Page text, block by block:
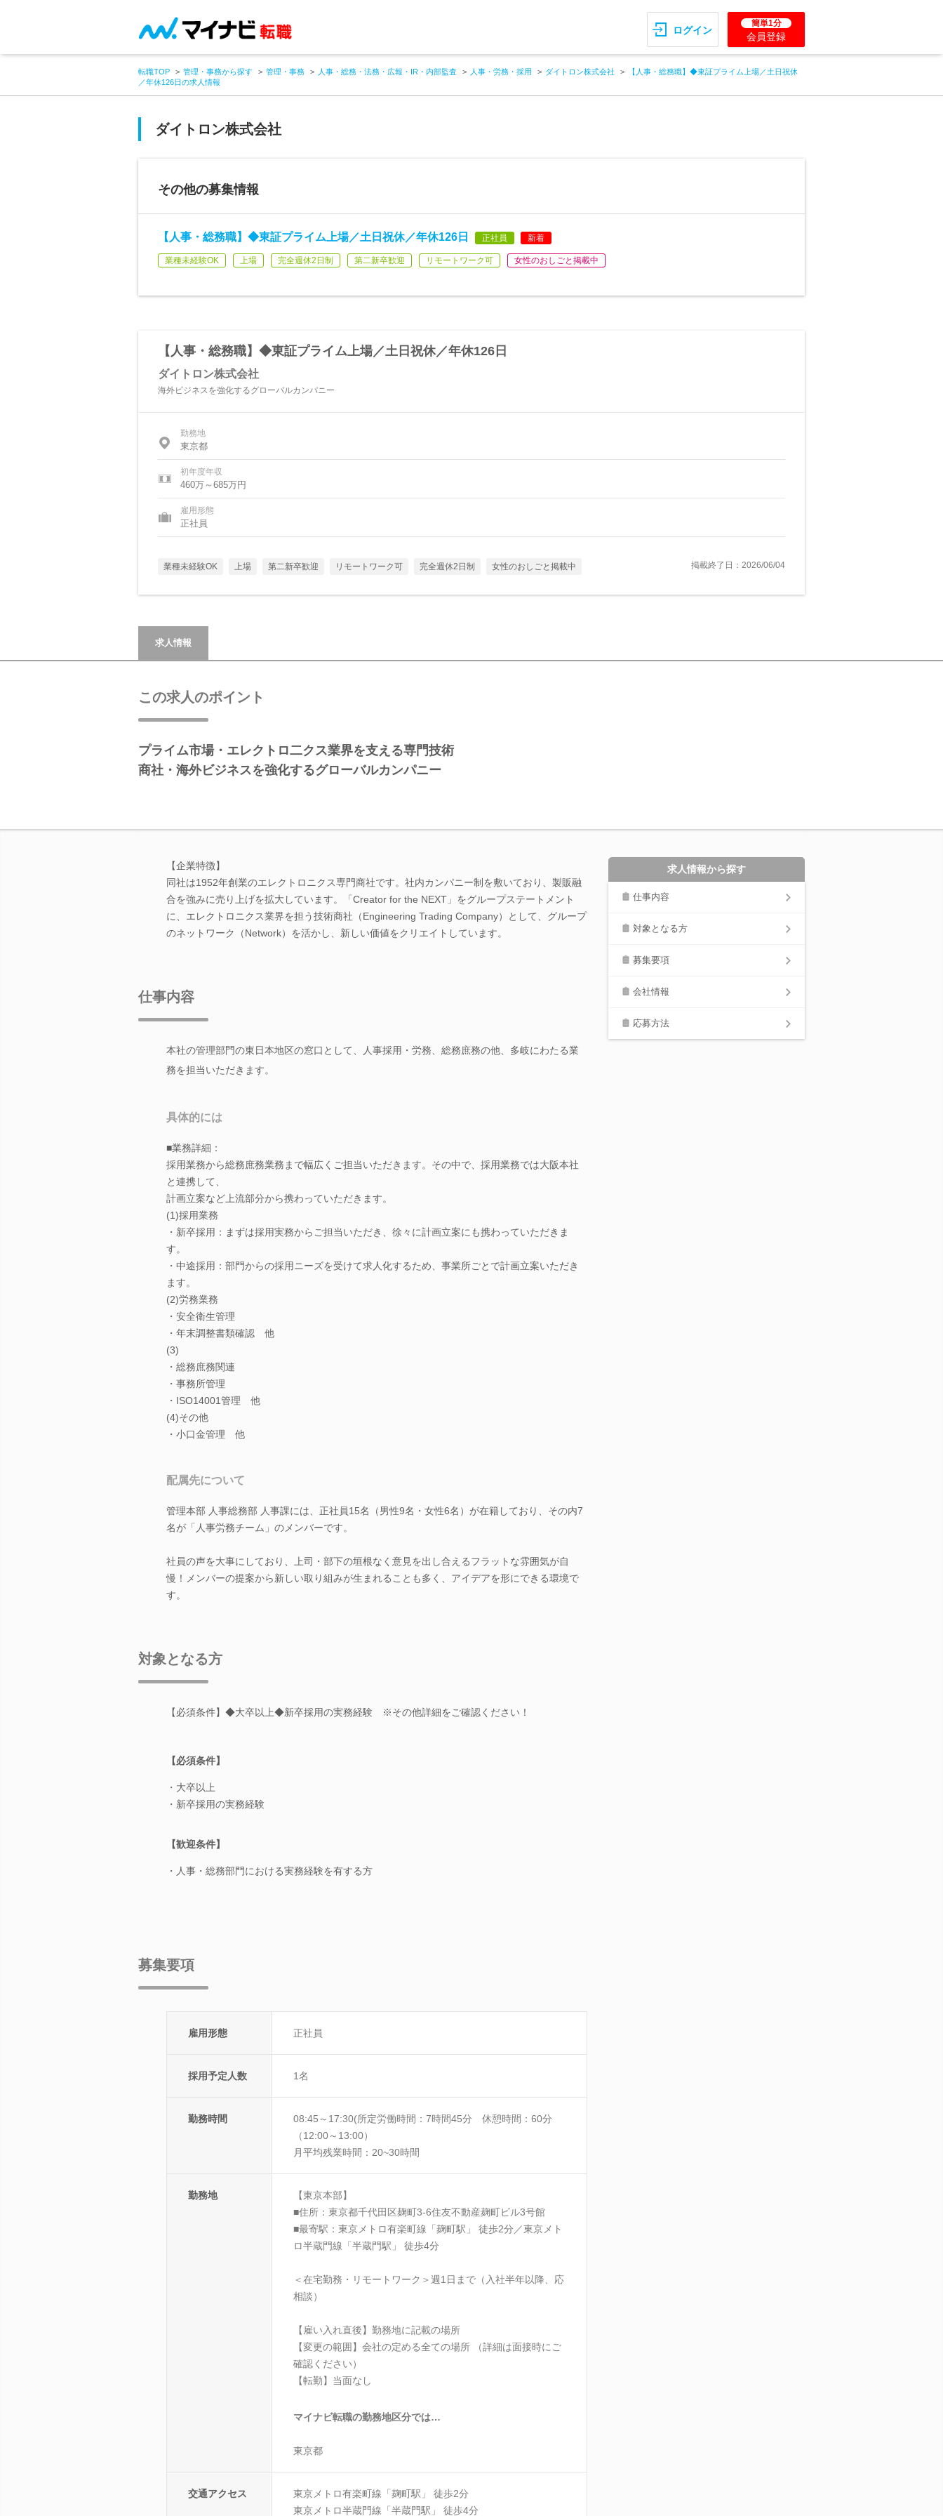
ログイン
簡単1分
会員登録
転職TOP 管理・事務から探す 管理・事務 人事・総務・法務・広報・IR・内部監査 人事・労務・採用 ダイトロン株式会社
【人事・総務職】◆東証プライム上場／土日祝休
／年休126日の求人情報
ダイトロン株式会社
その他の募集情報
【人事・総務職】◆東証プライム上場／土日祝休／年休126日 正社員 新着
業種未経験OK 上場 完全週休2日制 第二新卒歓迎 リモートワーク可 女性のおしごと掲載中
【人事・総務職】◆東証プライム上場／土日祝休／年休126日
ダイトロン株式会社
海外ビジネスを強化するグローバルカンパニー
勤務地
東京都
初年度年収
460万～685万円
雇用形態
正社員
業種未経験OK 上場 第二新卒歓迎 リモートワーク可 完全週休2日制 女性のおしごと掲載中 掲載終了日：2026/06/04
求人情報
この求人のポイント
プライム市場・エレクトロ二クス業界を支える専門技術
商社・海外ビジネスを強化するグローバルカンパニー
【企業特徴】
同社は1952年創業のエレクトロニクス専門商社です。社内カンパニー制を敷いており、製販融
合を強みに売り上げを拡大しています。「Creator for the NEXT」をグループステートメント
に、エレクトロニクス業界を担う技術商社（Engineering Trading Company）として、グループ
のネットワーク（Network）を活かし、新しい価値をクリエイトしています。
仕事内容
本社の管理部門の東日本地区の窓口として、人事採用・労務、総務庶務の他、多岐にわたる業
務を担当いただきます。
具体的には
■業務詳細：
採用業務から総務庶務業務まで幅広くご担当いただきます。その中で、採用業務では大阪本社
と連携して、
計画立案など上流部分から携わっていただきます。
(1)採用業務
・新卒採用：まずは採用実務からご担当いただき、徐々に計画立案にも携わっていただきま
す。
・中途採用：部門からの採用ニーズを受けて求人化するため、事業所ごとで計画立案いただき
ます。
(2)労務業務
・安全衛生管理
・年末調整書類確認 他
(3)
・総務庶務関連
・事務所管理
・ISO14001管理 他
(4)その他
・小口金管理 他
配属先について
管理本部 人事総務部 人事課には、正社員15名（男性9名・女性6名）が在籍しており、その内7
名が「人事労務チーム」のメンバーです。
社員の声を大事にしており、上司・部下の垣根なく意見を出し合えるフラットな雰囲気が自
慢！メンバーの提案から新しい取り組みが生まれることも多く、アイデアを形にできる環境で
す。
対象となる方
【必須条件】◆大卒以上◆新卒採用の実務経験 ※その他詳細をご確認ください！
【必須条件】
・大卒以上
・新卒採用の実務経験
【歓迎条件】
・人事・総務部門における実務経験を有する方
募集要項
雇用形態 正社員
採用予定人数 1名
勤務時間
08:45～17:30(所定労働時間：7時間45分 休憩時間：60分
（12:00～13:00）
月平均残業時間：20~30時間
勤務地
【東京本部】
■住所：東京都千代田区麹町3-6住友不動産麹町ビル3号館
■最寄駅：東京メトロ有楽町線「麹町駅」 徒歩2分／東京メト
ロ半蔵門線「半蔵門駅」 徒歩4分
＜在宅勤務・リモートワーク＞週1日まで（入社半年以降、応
相談）
【雇い入れ直後】勤務地に記載の場所
【変更の範囲】会社の定める全ての場所 （詳細は面接時にご
確認ください）
【転勤】当面なし
マイナビ転職の勤務地区分では…
東京都
交通アクセス
東京メトロ有楽町線「麹町駅」 徒歩2分
東京メトロ半蔵門線「半蔵門駅」 徒歩4分
求人情報から探す
仕事内容
対象となる方
募集要項
会社情報
応募方法